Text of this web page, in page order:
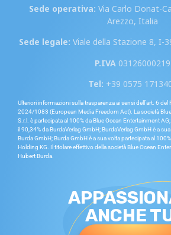
Sede operativa: Via Carlo Donat-
Arezzo, Italia
Sede legale: Viale della Stazione 8, I-
P.IVA 03126000219
Tel: +39 0575
Ulteriori informazioni sulla trasparenza ai sensi dell’art. 6 del
2024/1083 (European Media Freedom Act). La società
S.r.l. è partecipata al 100% da Blue Ocean Entertainment
il 90,34% da BurdaVerlag GmbH; BurdaVerlag GmbH è a
Burda GmbH; Burda GmbH è a sua volta partecipata al
Holding KG. Il titolare effettivo della società Blue Ocean
Hubert Burda.
ANCHE